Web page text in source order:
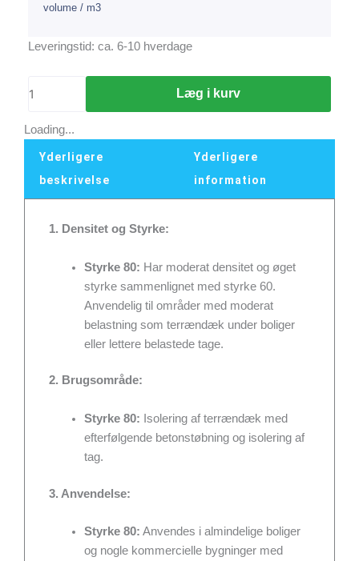
volume / m3
Leveringstid: ca. 6-10 hverdage
Jackon
265x1200x1200mm
2,88
m2/pk
antal
Læg i kurv
Loading...
Yderligere
beskrivelse
Yderligere
information
1. Densitet og Styrke:
Styrke 80: Har moderat densitet og øget
styrke sammenlignet med styrke 60.
Anvendelig til områder med moderat
belastning som terrændæk under boliger
eller lettere belastede tage.
2. Brugsområde:
Styrke 80: Isolering af terrændæk med
efterfølgende betonstøbning og isolering af
tag.
3. Anvendelse:
Styrke 80: Anvendes i almindelige boliger
og nogle kommercielle bygninger med